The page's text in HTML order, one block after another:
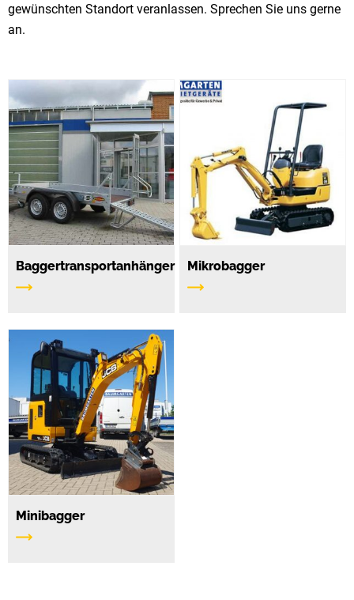
gewünschten Standort veranlassen. Sprechen Sie uns gerne
an.
Baggertransportanhänger Mikrobagger
Minibagger